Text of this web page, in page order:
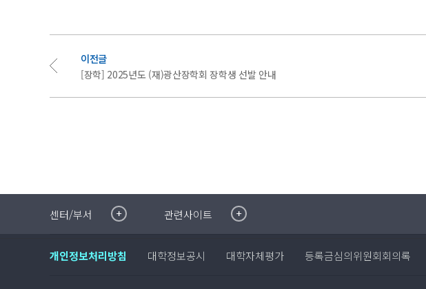
이전글
[장학] 2025년도 (재)광산장학회 장학생 선발 안내
센터/부서취·창업지원센터
학생생활관
관련사이트
이메일무단수집거부
증명발급사이트
개인정보처리방침 대학정보공시 대학자체평가 등록금심의위원회회의록